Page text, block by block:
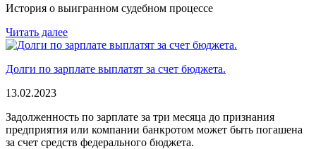
История о выигранном судебном процессе
Читать далее
Долги по зарплате выплатят за счет бюджета.
13.02.2023
Задолженность по зарплате за три месяца до признания
предприятия или компании банкротом может быть погашена
за счет средств федерального бюджета.